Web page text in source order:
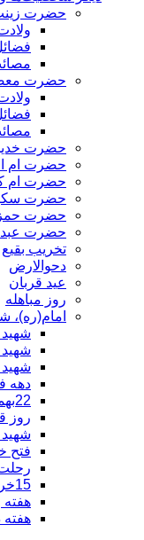
حضرت
حضرت
حضرت
حضرت ام
حضرت ام
حضرت
حضرت
حضرت
تخریب بقیع
دحوالارض
عید قربان
روز مباهله
امام(ره)،
شهید
دهه
22بهمن
روز
فتح
15خرداد